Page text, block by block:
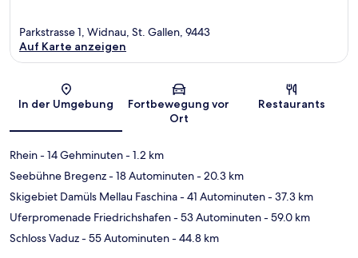
Karte
Parkstrasse 1, Widnau, St. Gallen, 9443
Auf Karte anzeigen
In der Umgebung
Fortbewegung vor
Ort
Restaurants
Rhein- 14 Gehminuten- 1.2 km
Seebühne Bregenz- 18 Autominuten- 20.3 km
Skigebiet Damüls Mellau Faschina- 41 Autominuten- 37.3 km
Uferpromenade Friedrichshafen- 53 Autominuten- 59.0 km
Schloss Vaduz- 55 Autominuten- 44.8 km